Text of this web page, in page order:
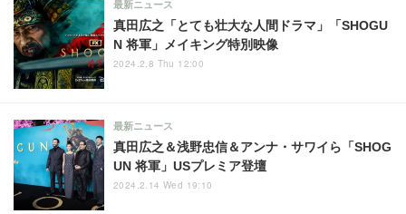
真田広之「とても壮大な人間ドラマ」「SHOGU
N 将軍」メイキング特別映像
最新ニュース
2024.2.8 Thu 12:00
真田広之＆浅野忠信＆アンナ・サワイら「SHOG
UN 将軍」USプレミア登壇
最新ニュース
2024.2.14 Wed 19:10